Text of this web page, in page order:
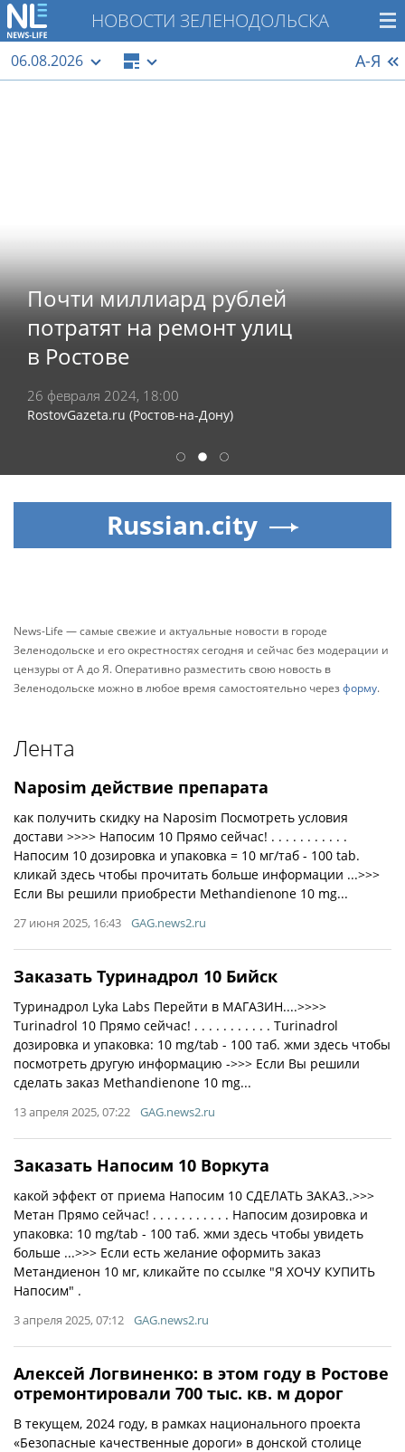
НОВОСТИ ЗЕЛЕНОДОЛЬСКА
06.08.2026 А-Я
Почти миллиард рублей
потратят на ремонт улиц
в Ростове
26 февраля 2024, 18:00
RostovGazeta.ru (Ростов-на-Дону)
1 2 3
Russian.city
News-Life — самые свежие и актуальные новости в городе
Зеленодольске и его окрестностях сегодня и сейчас без модерации и
цензуры от А до Я. Оперативно разместить свою новость в
Зеленодольске можно в любое время самостоятельно черезформу.
Лента
Naposim действие препарата
как получить скидку на Naposim Посмотреть условия
достави >>>> Напосим 10 Прямо сейчас! . . . . . . . . . . .
Напосим 10 дозировка и упаковка = 10 мг/таб - 100 tab.
кликай здесь чтобы прочитать больше информации ...>>>
Если Вы решили приобрести Methandienone 10 mg...
27 июня 2025, 16:43 GAG.news2.ru
Заказать Туринадрол 10 Бийск
Туринадрол Lyka Labs Перейти в МАГАЗИН....>>>>
Turinadrol 10 Прямо сейчас! . . . . . . . . . . . Turinadrol
дозировка и упаковка: 10 mg/tab - 100 таб. жми здесь чтобы
посмотреть другую информацию ->>> Если Вы решили
сделать заказ Methandienone 10 mg...
13 апреля 2025, 07:22 GAG.news2.ru
Заказать Напосим 10 Воркута
какой эффект от приема Напосим 10 СДЕЛАТЬ ЗАКАЗ..>>>
Метан Прямо сейчас! . . . . . . . . . . . Напосим дозировка и
упаковка: 10 mg/tab - 100 таб. жми здесь чтобы увидеть
больше ...>>> Если есть желание оформить заказ
Метандиенон 10 мг, кликайте по ссылке "Я ХОЧУ КУПИТЬ
Напосим" .
3 апреля 2025, 07:12 GAG.news2.ru
Алексей Логвиненко: в этом году в Ростове
отремонтировали 700 тыс. кв. м дорог
В текущем, 2024 году, в рамках национального проекта
«Безопасные качественные дороги» в донской столице